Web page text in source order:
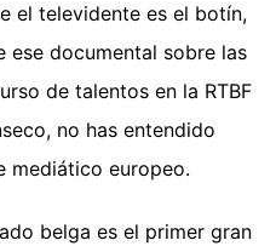
el televidente es el botín,
ese documental sobre las
de talentos en la RTBF
no has entendido
mediático europeo.
belga es el primer gran